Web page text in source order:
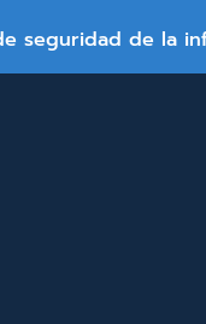
seguridad de la